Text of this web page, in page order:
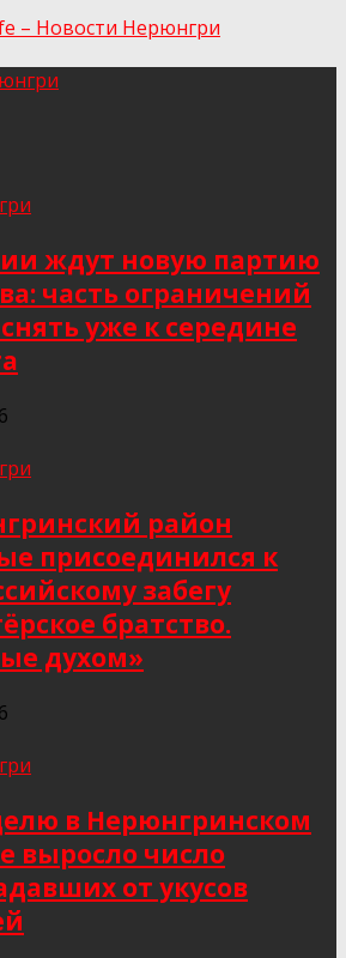
– Новости Нерюнгри
ждут новую партию
часть ограничений
уже к середине
район
присоединился к
забегу
братство.
духом»
в Нерюнгринском
выросло число
от укусов